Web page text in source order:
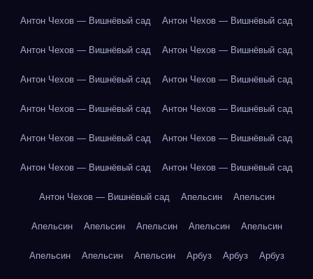
Антон Чехов — Вишнёвый сад Антон Чехов — Вишнёвый сад
Антон Чехов — Вишнёвый сад Антон Чехов — Вишнёвый сад
Антон Чехов — Вишнёвый сад Антон Чехов — Вишнёвый сад
Антон Чехов — Вишнёвый сад Антон Чехов — Вишнёвый сад
Антон Чехов — Вишнёвый сад Антон Чехов — Вишнёвый сад
Антон Чехов — Вишнёвый сад Антон Чехов — Вишнёвый сад
Антон Чехов — Вишнёвый сад Апельсин Апельсин
Апельсин Апельсин Апельсин Апельсин Апельсин
Апельсин Апельсин Апельсин Арбуз Арбуз Арбуз